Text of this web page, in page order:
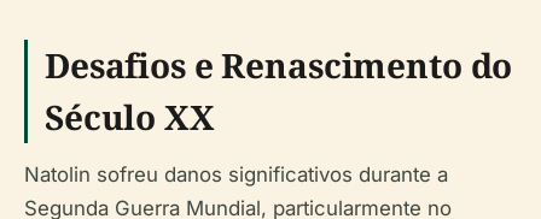
Desafios e Renascimento do
Século XX
Natolin sofreu danos significativos durante a
Segunda Guerra Mundial, particularmente no